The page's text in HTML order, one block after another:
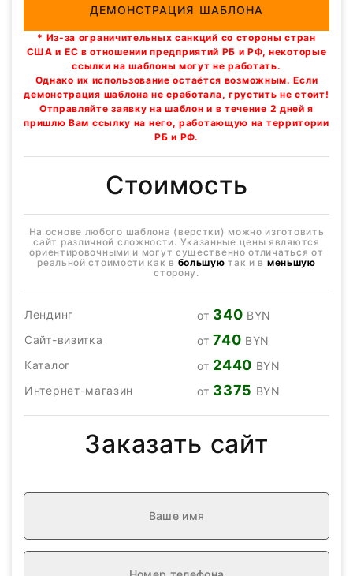
ДЕМОНСТРАЦИЯ ШАБЛОНА
* Из-за ограничительных санкций со стороны стран
США и ЕС в отношении предприятий РБ и РФ, некоторые
ссылки на шаблоны могут не работать.
Однако их использование остаётся возможным. Если
демонстрация шаблона не сработала, грустить не стоит!
Отправляйте заявку на шаблон и в течение 2 дней я
пришлю Вам ссылку на него, работающую на территории
РБ и РФ.
Стоимость
На основе любого шаблона (верстки) можно изготовить
сайт различной сложности. Указанные цены являются
ориентировочными и могут существенно отличаться от
реальной стоимости как в большую так и в меньшую
сторону.
Лендинг от 340 BYN
Сайт-визитка
от740 BYN
Каталог
от 2440 BYN
Интернет-магазин
от 3375 BYN
Заказать сайт